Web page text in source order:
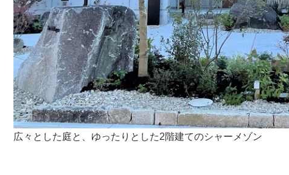
広々とした庭と、ゆったりとした2階建てのシャーメゾン